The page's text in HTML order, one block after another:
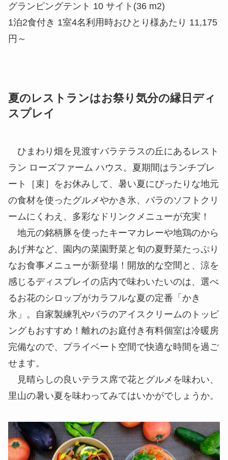
グランピングテント 10 サイト(36 m2)
1泊2食付き 1室4名利用時おひとり様あたり 11,175
円～
夏のレストランはお祭り気分の縁日ディ
スプレイ
ひまわり畑を見渡すバラテラスの丘にあるレスト
ラン ローズファーム ハウス。夏期間はランチプレ
ート［束］をお休みして、暑い夏にぴったりな地元
の食材を使ったグルメやかき氷、バラのソフトクリ
ームにくわえ、多彩なドリンクメニューが充実！
地元の銘柄豚を使ったキーマカレーや地鶏のから
あげ丼など、園内の菜園野菜と旬の夏野菜たっぷり
なお食事メニューが新登場！開放的な空間と、涼を
感じるディスプレイの店内で味わいたいのは、選べ
るお花のシロップがカラフルな夏の定番「かき
氷」。自家製練乳やバラのアイスクリームのトッピ
ングもおすすめ！離れのお庭付き有料個室は冷暖房
完備なので、プライベート空間で快適な時間を過ご
せます。
見晴らしの良いテラス席で花とグルメを味わい、
里山の暑い夏を味わってみてはいかがでしょうか。